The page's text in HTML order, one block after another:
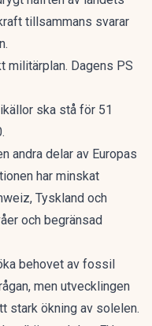
tillsammans svarar
militärplan. Dagens PS
ska stå för 51
andra delar av Europas
har minskat
Tyskland och
och begränsad
behovet av fossil
men utvecklingen
stark ökning av solelen.